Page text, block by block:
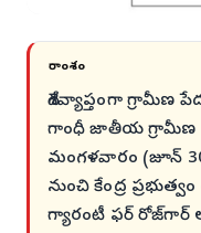
సారాంశం
దేశవ్యాప్తంగా గ్రామీణ
గాంధీ జాతీయ గ్రామీణ
మంగళవారం (జూన్
నుంచి కేంద్ర
గ్యారంటీ ఫర్ రోజ్‌గార్